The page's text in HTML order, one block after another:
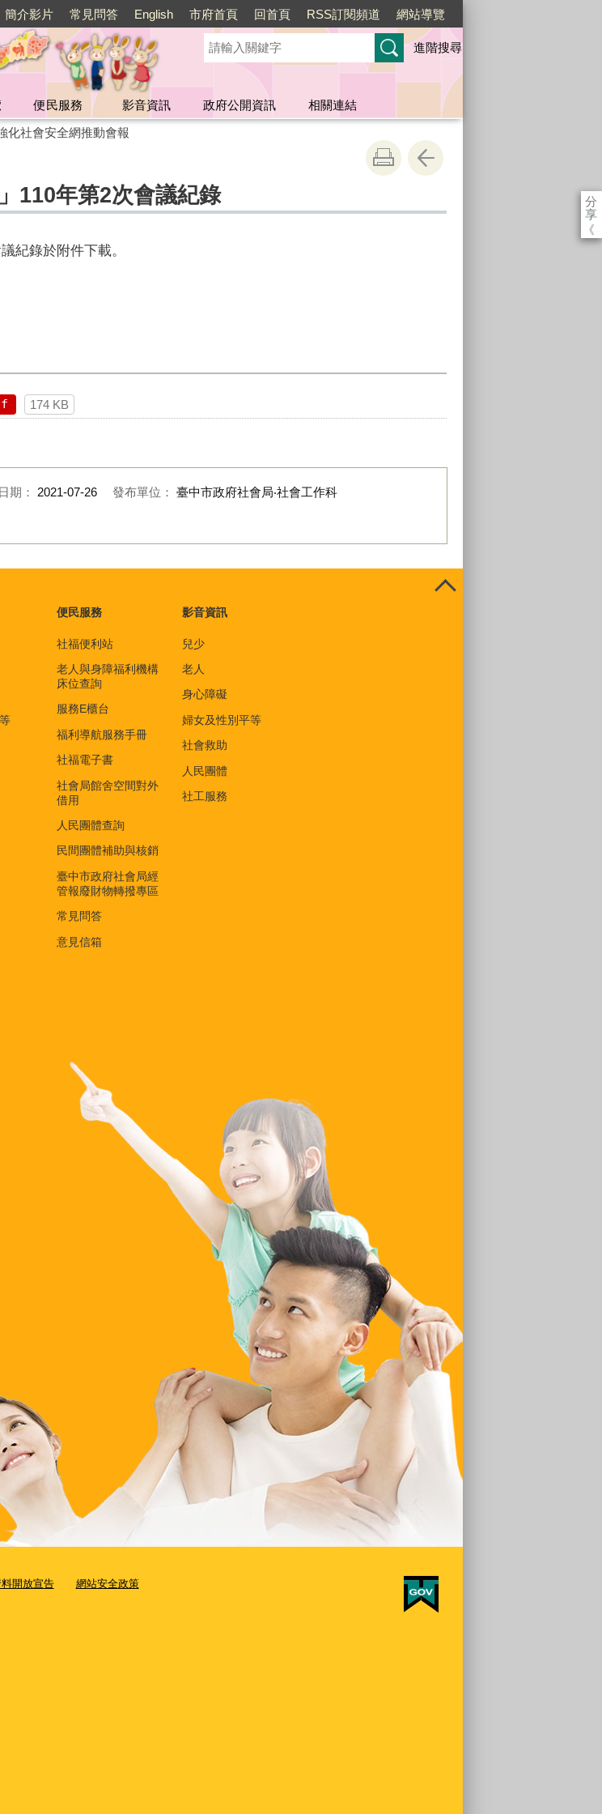
簡介影片 常見問答 English 市府首頁 回首頁 RSS訂閱頻道 網站導覽
進階搜尋
便民服務 影音資訊 政府公開資訊
相關連結
化社會安全網推動會報
分
享
《
110年第2次會議紀錄
紀錄於附件下載。
174 KB
期： 2021-07-26 發布單位： 臺中市政府社會局‧社會工作科
便民服務
社福便利站
老人與身障福利機構
床位查詢
服務E櫃台
福利導航服務手冊
社福電子書
社會局館舍空間對外
借用
人民團體查詢
民間團體補助與核銷
臺中市政府社會局經
管報廢財物轉撥專區
常見問答
意見信箱
影音資訊
兒少
老人
身心障礙
婦女及性別平等
社會救助
人民團體
社工服務
開放宣告 網站安全政策